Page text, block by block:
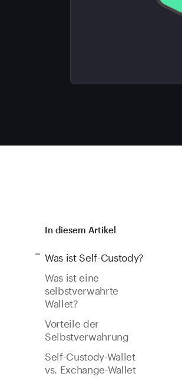
In diesem Artikel
Was ist Self-Custody?
Was ist eine
selbstverwahrte
Wallet?
Vorteile der
Selbstverwahrung
Self-Custody-Wallet
vs. Exchange-Wallet